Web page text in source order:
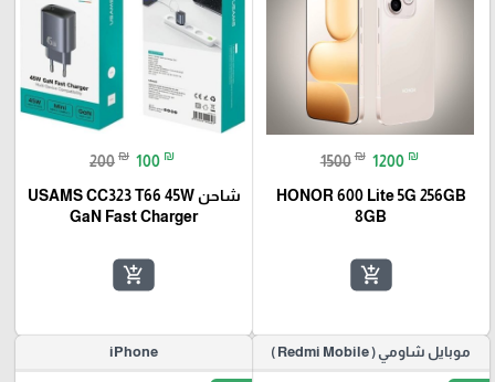
1500 ₪ 1200 ₪
HONOR 600 Lite 5G 256GB
8GB
add_shopping_cart
200 ₪ 100 ₪
شاحن USAMS CC323 T66 45W
GaN Fast Charger
add_shopping_cart
موبايل شاومي ( Redmi Mobile ) iPhone